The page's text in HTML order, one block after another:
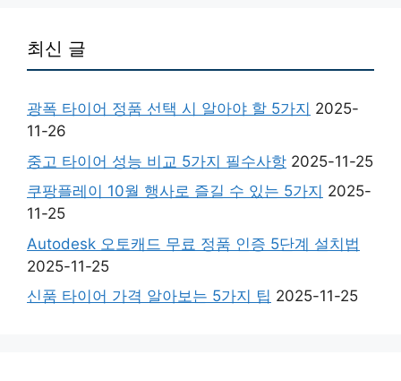
최신 글
광폭 타이어 정품 선택 시 알아야 할 5가지 2025-
11-26
중고 타이어 성능 비교 5가지 필수사항 2025-11-25
쿠팡플레이 10월 행사로 즐길 수 있는 5가지 2025-
11-25
Autodesk 오토캐드 무료 정품 인증 5단계 설치법
2025-11-25
신품 타이어 가격 알아보는 5가지 팁 2025-11-25